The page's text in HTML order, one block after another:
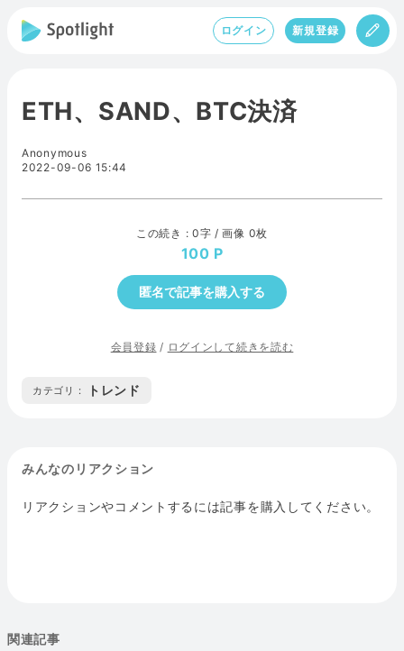
ログイン 新規登録
ETH、SAND、BTC決済
Anonymous
2022-09-06 15:44
この続き : 0字 / 画像 0枚
100
匿名で記事を購入する
会員登録 / ログインして続きを読む
カテゴリ : トレンド
みんなのリアクション
リアクションやコメントするには記事を購入してください。
関連記事